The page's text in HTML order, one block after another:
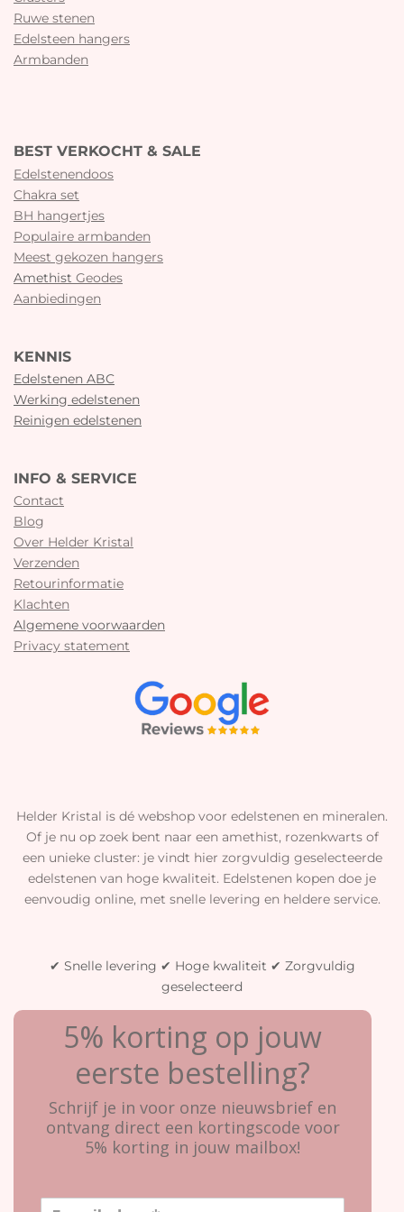
Ruwe stenen
Edelsteen hangers
Armbanden
BEST VERKOCHT & SALE
Edelstenendoos
Chakra set
BH hangertjes
Populaire armbanden
Meest gekozen hangers
Amethist Geodes
Aanbiedingen
KENNIS
Edelstenen ABC
Werking edelstenen
Reinigen edelstenen
INFO & SERVICE
Contact
Blog
Over Helder Kristal
Verzenden
Retourinformatie
Klachten
Algemene voorwaarden
Privacy statement
Helder Kristal is dé webshop voor edelstenen en mineralen.
Of je nu op zoek bent naar een amethist, rozenkwarts of
een unieke cluster: je vindt hier zorgvuldig geselecteerde
edelstenen van hoge kwaliteit. Edelstenen kopen doe je
eenvoudig online, met snelle levering en heldere service.
✔ Snelle levering ✔ Hoge kwaliteit ✔ Zorgvuldig
geselecteerd
5% korting op jouw
eerste bestelling?
Schrijf je in voor onze nieuwsbrief en
ontvang direct een kortingscode voor
5% korting in jouw mailbox!